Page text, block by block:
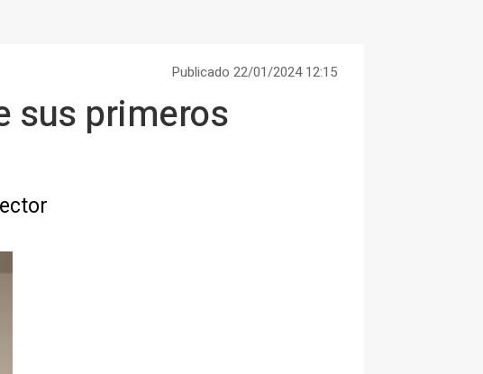
Publicado 22/01/2024 12:15
sus primeros